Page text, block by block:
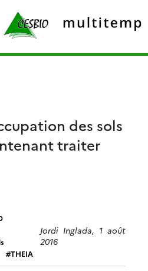
des sols
traiter
THEIA
Jordi Inglada, 1 août
2016